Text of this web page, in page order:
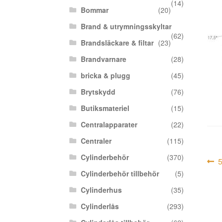
(14)
Bommar
(20)
Brand & utrymningsskyltar
(62)
Brandsläckare & filtar (23)
Brandvarnare
(28)
bricka & plugg
(45)
Brytskydd
(76)
Butiksmateriel
(15)
Centralapparater
(22)
Centraler
(115)
Cylinderbehör
(370)
Cylinderbehör tillbehör
(5)
Cylinderhus
(35)
Cylinderlås
(293)